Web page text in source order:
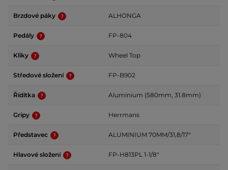
Brzdové páky ALHONGA
Pedály FP-804
Kliky Wheel Top
Středové složení FP-B902
Řídítka Aluminium (580mm, 31.8mm)
Gripy Herrmans
Představec ALUMINIUM 70MM/31,8/17°
Hlavové složení FP-H813PL 1-1/8"